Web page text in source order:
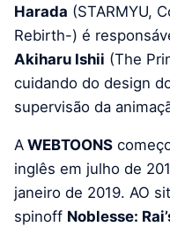
Harada (STARMYU,
Rebirth-) é
Akiharu Ishii (The
cuidando do design
supervisão da
A WEBTOONS
inglês em julho de
janeiro de 2019. AO
spinoff Noblesse: